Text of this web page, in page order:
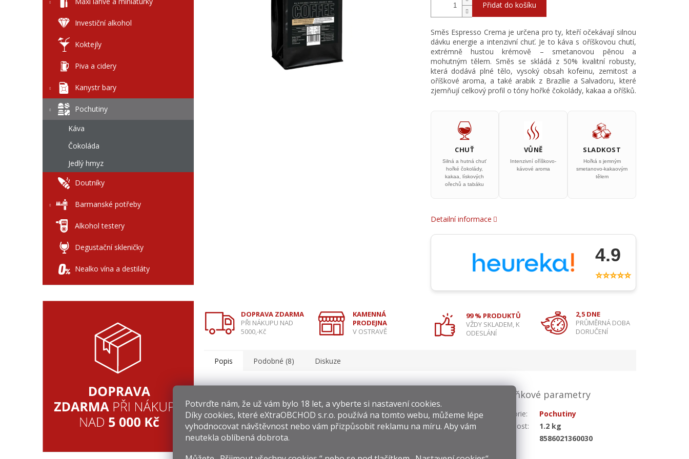
Potvrďte nám​​, že už vám bylo 18 let, a vyberte si nastavení cookies.
Díky cookies, které eXtraOBCHOD s.r.o. používá na tomto webu, můžeme lépe
vyhodnocovat návštěvnost nebo vám přizpůsobit reklamu na míru. Aby vám
neutekla oblíbená dobrota.
Investiční alkohol
Koktejly
Piva a cidery
Kanystr bary
Pochutiny
Káva
Čokoláda
Jedlý hmyz
Doutníky
Barmanské potřeby
Alkohol testery
Degustační skleničky
Nealko vína a destiláty
Přidat do košíku
Směs Espresso Crema je určena pro ty, kteří očekávají silnou
dávku energie a intenzivní chuť. Je to káva s oříškovou chutí,
extrémně hustou krémově – smetanovou pěnou a
mohutným tělem. Směs se skládá z 50% kvalitní robusty,
která dodává plné tělo, vysoký obsah kofeinu, zemitost a
oříškové aroma, a také arabik z Brazílie a Salvadoru, které
zjemňují celkový profil o tóny hořké čokolády, kakaa a oříšků.
CHUŤ
Silná a hutná chuť
hořké čokolády,
kakaa, lískových
ořechů a tabáku
VŮNĚ
Intenzivní oříškovo-
kávové aroma
SLADKOST
Hořká s jemným
smetanovo-kakaovým
tělem
Detailní informace
4.9
⭐⭐⭐⭐⭐
DOPRAVA ZDARMA
PŘI NÁKUPU NAD
5000,-Kč
KAMENNÁ
PRODEJNA
V OSTRAVĚ
99 % PRODUKTŮ
VŽDY SKLADEM, K
ODESLÁNÍ
2,5 DNE
PRŮMĚRNÁ DOBA
DORUČENÍ
Popis Podobné (8) Diskuze
Výsledkem je hutná, silná a dlouhotrvající chuť, ideální na espresso, moka i do
automatických kávovarů.
Složení:
50% arabica (Brazílie, Salvador), 50% robusta (Vietnam)
Chuť:hořká čokoláda, kakao, tabák, oříšky
Aroma:
oříškové
Doplňkové parametry
Kategorie:
Pochutiny
Hmotnost:
1.2 kg
8586021360030